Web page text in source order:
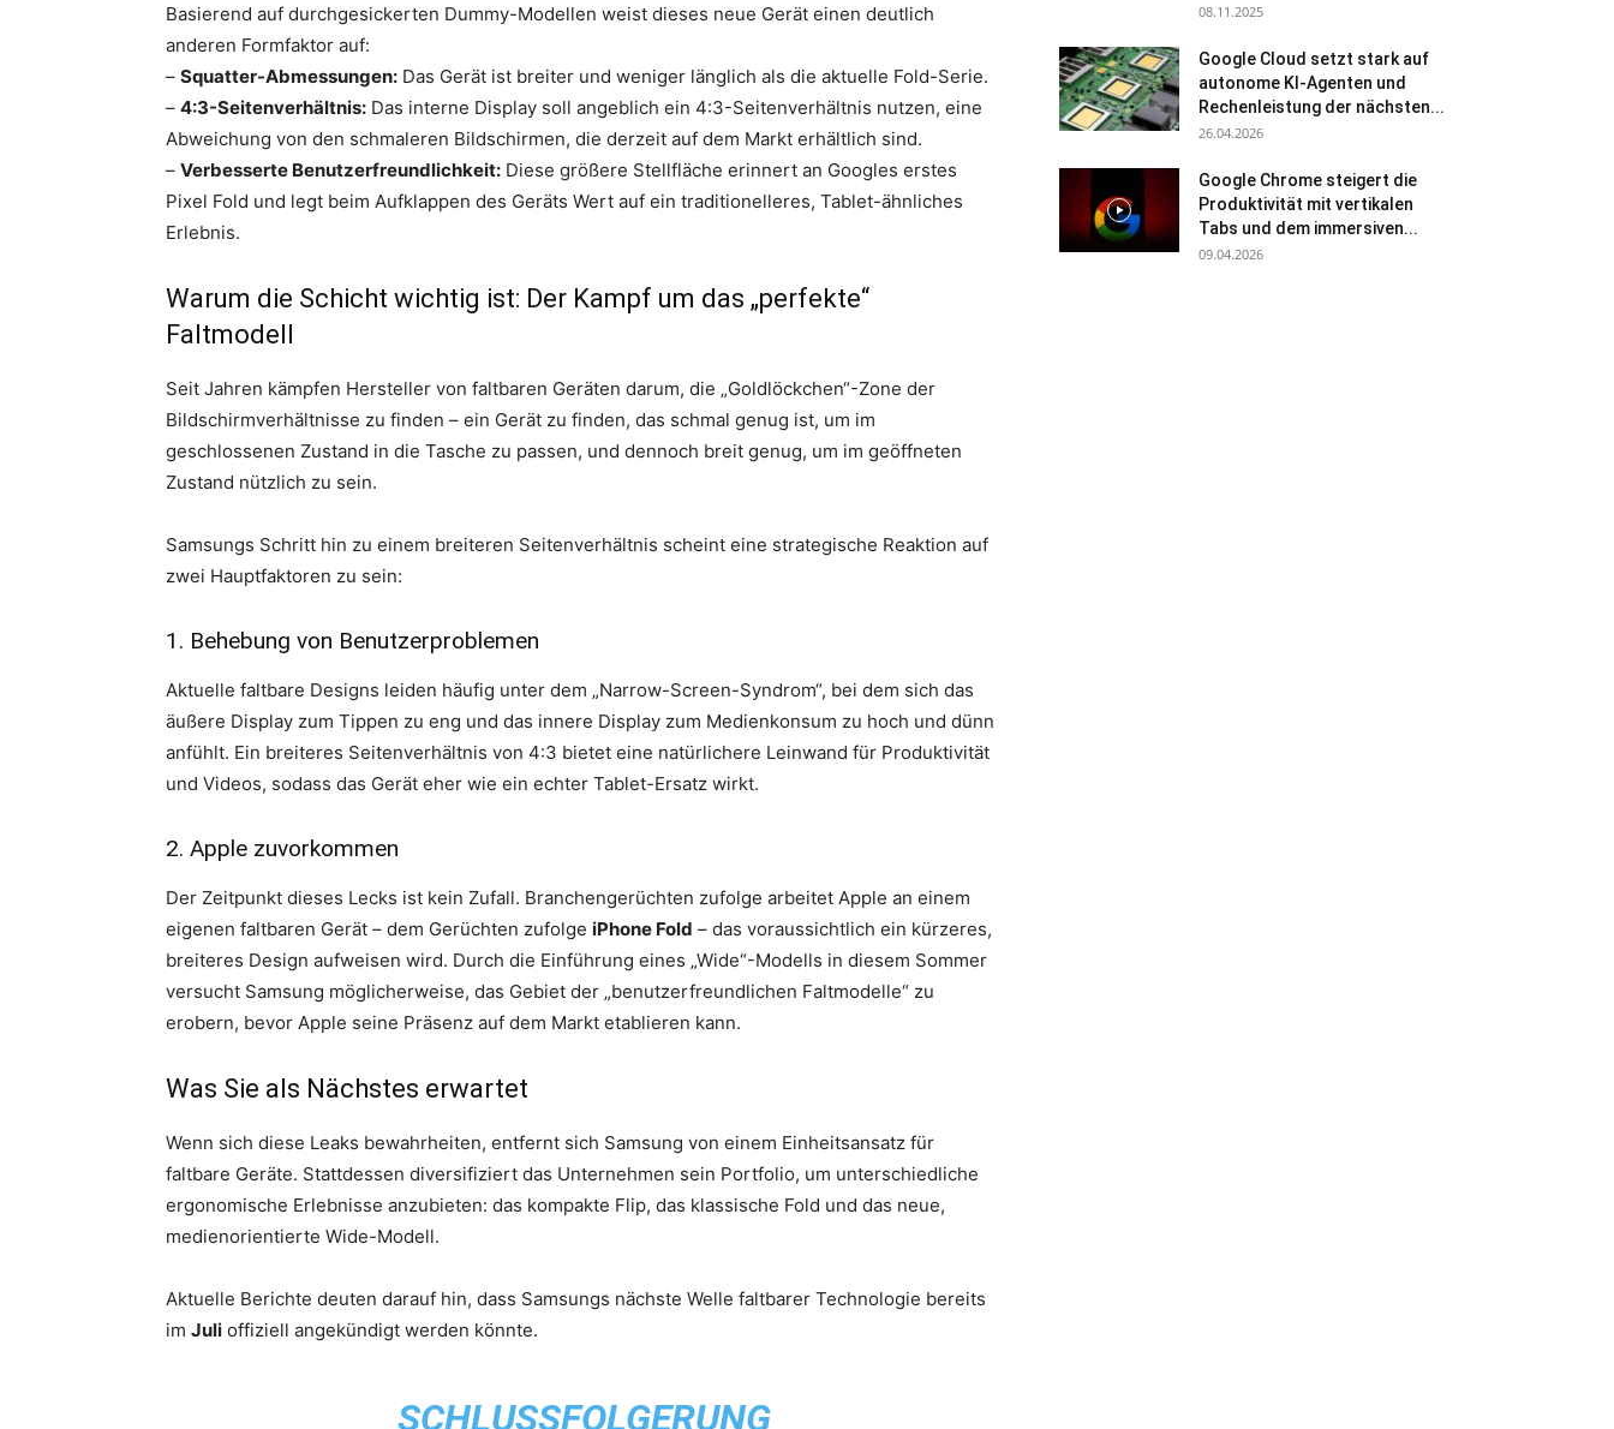
Basierend auf durchgesickerten Dummy-Modellen weist dieses neue Gerät einen deutlich
anderen Formfaktor auf:
– Squatter-Abmessungen: Das Gerät ist breiter und weniger länglich als die aktuelle Fold-Serie.
– 4:3-Seitenverhältnis: Das interne Display soll angeblich ein 4:3-Seitenverhältnis nutzen, eine
Abweichung von den schmaleren Bildschirmen, die derzeit auf dem Markt erhältlich sind.
– Verbesserte Benutzerfreundlichkeit: Diese größere Stellfläche erinnert an Googles erstes
Pixel Fold und legt beim Aufklappen des Geräts Wert auf ein traditionelleres, Tablet-ähnliches
Erlebnis.
Warum die Schicht wichtig ist: Der Kampf um das „perfekte“
Faltmodell
Seit Jahren kämpfen Hersteller von faltbaren Geräten darum, die „Goldlöckchen“-Zone der
Bildschirmverhältnisse zu finden – ein Gerät zu finden, das schmal genug ist, um im
geschlossenen Zustand in die Tasche zu passen, und dennoch breit genug, um im geöffneten
Zustand nützlich zu sein.
Samsungs Schritt hin zu einem breiteren Seitenverhältnis scheint eine strategische Reaktion auf
zwei Hauptfaktoren zu sein:
1. Behebung von Benutzerproblemen
Aktuelle faltbare Designs leiden häufig unter dem „Narrow-Screen-Syndrom“, bei dem sich das
äußere Display zum Tippen zu eng und das innere Display zum Medienkonsum zu hoch und dünn
anfühlt. Ein breiteres Seitenverhältnis von 4:3 bietet eine natürlichere Leinwand für Produktivität
und Videos, sodass das Gerät eher wie ein echter Tablet-Ersatz wirkt.
2. Apple zuvorkommen
Der Zeitpunkt dieses Lecks ist kein Zufall. Branchengerüchten zufolge arbeitet Apple an einem
eigenen faltbaren Gerät – dem Gerüchten zufolge iPhone Fold – das voraussichtlich ein kürzeres,
breiteres Design aufweisen wird. Durch die Einführung eines „Wide“-Modells in diesem Sommer
versucht Samsung möglicherweise, das Gebiet der „benutzerfreundlichen Faltmodelle“ zu
erobern, bevor Apple seine Präsenz auf dem Markt etablieren kann.
Was Sie als Nächstes erwartet
Wenn sich diese Leaks bewahrheiten, entfernt sich Samsung von einem Einheitsansatz für
faltbare Geräte. Stattdessen diversifiziert das Unternehmen sein Portfolio, um unterschiedliche
ergonomische Erlebnisse anzubieten: das kompakte Flip, das klassische Fold und das neue,
medienorientierte Wide-Modell.
Aktuelle Berichte deuten darauf hin, dass Samsungs nächste Welle faltbarer Technologie bereits
im Juli offiziell angekündigt werden könnte.
SCHLUSSFOLGERUNG
08.11.2025
Google Cloud setzt stark auf
autonome KI-Agenten und
Rechenleistung der nächsten...
26.04.2026
Google Chrome steigert die
Produktivität mit vertikalen
Tabs und dem immersiven...
09.04.2026